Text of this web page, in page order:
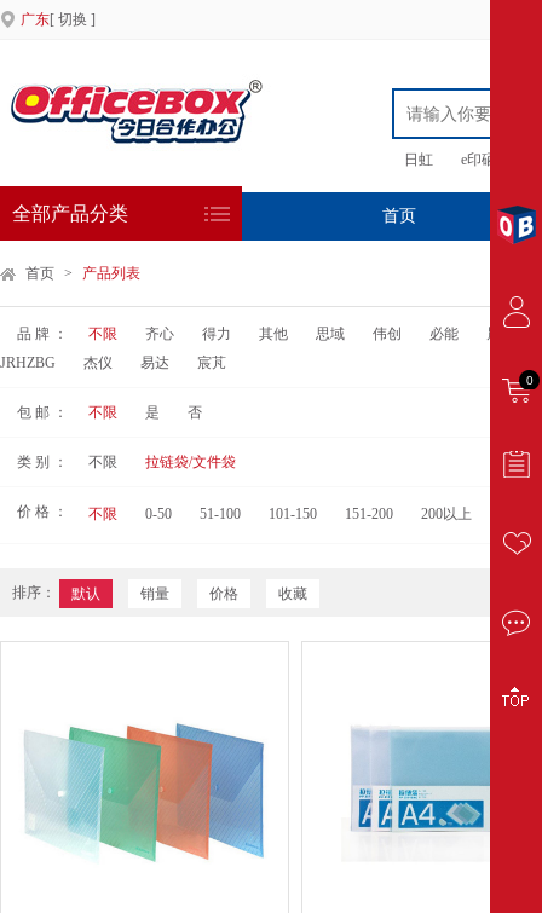
广东[ 切换 ]
日虹 e印硒鼓
全部产品分类 首页 专
首页 > 产品列表
品 牌 ： 不限 齐心 得力 其他 思域 伟创 必能
晨光
JRHZBG
杰仪 易达 宸芃
包 邮 ： 不限 是 否
类 别 ： 不限 拉链袋/文件袋
价 格 ： 不限 0-50 51-100 101-150 151-200 200以上
排序： 默认 销量 价格 收藏
0